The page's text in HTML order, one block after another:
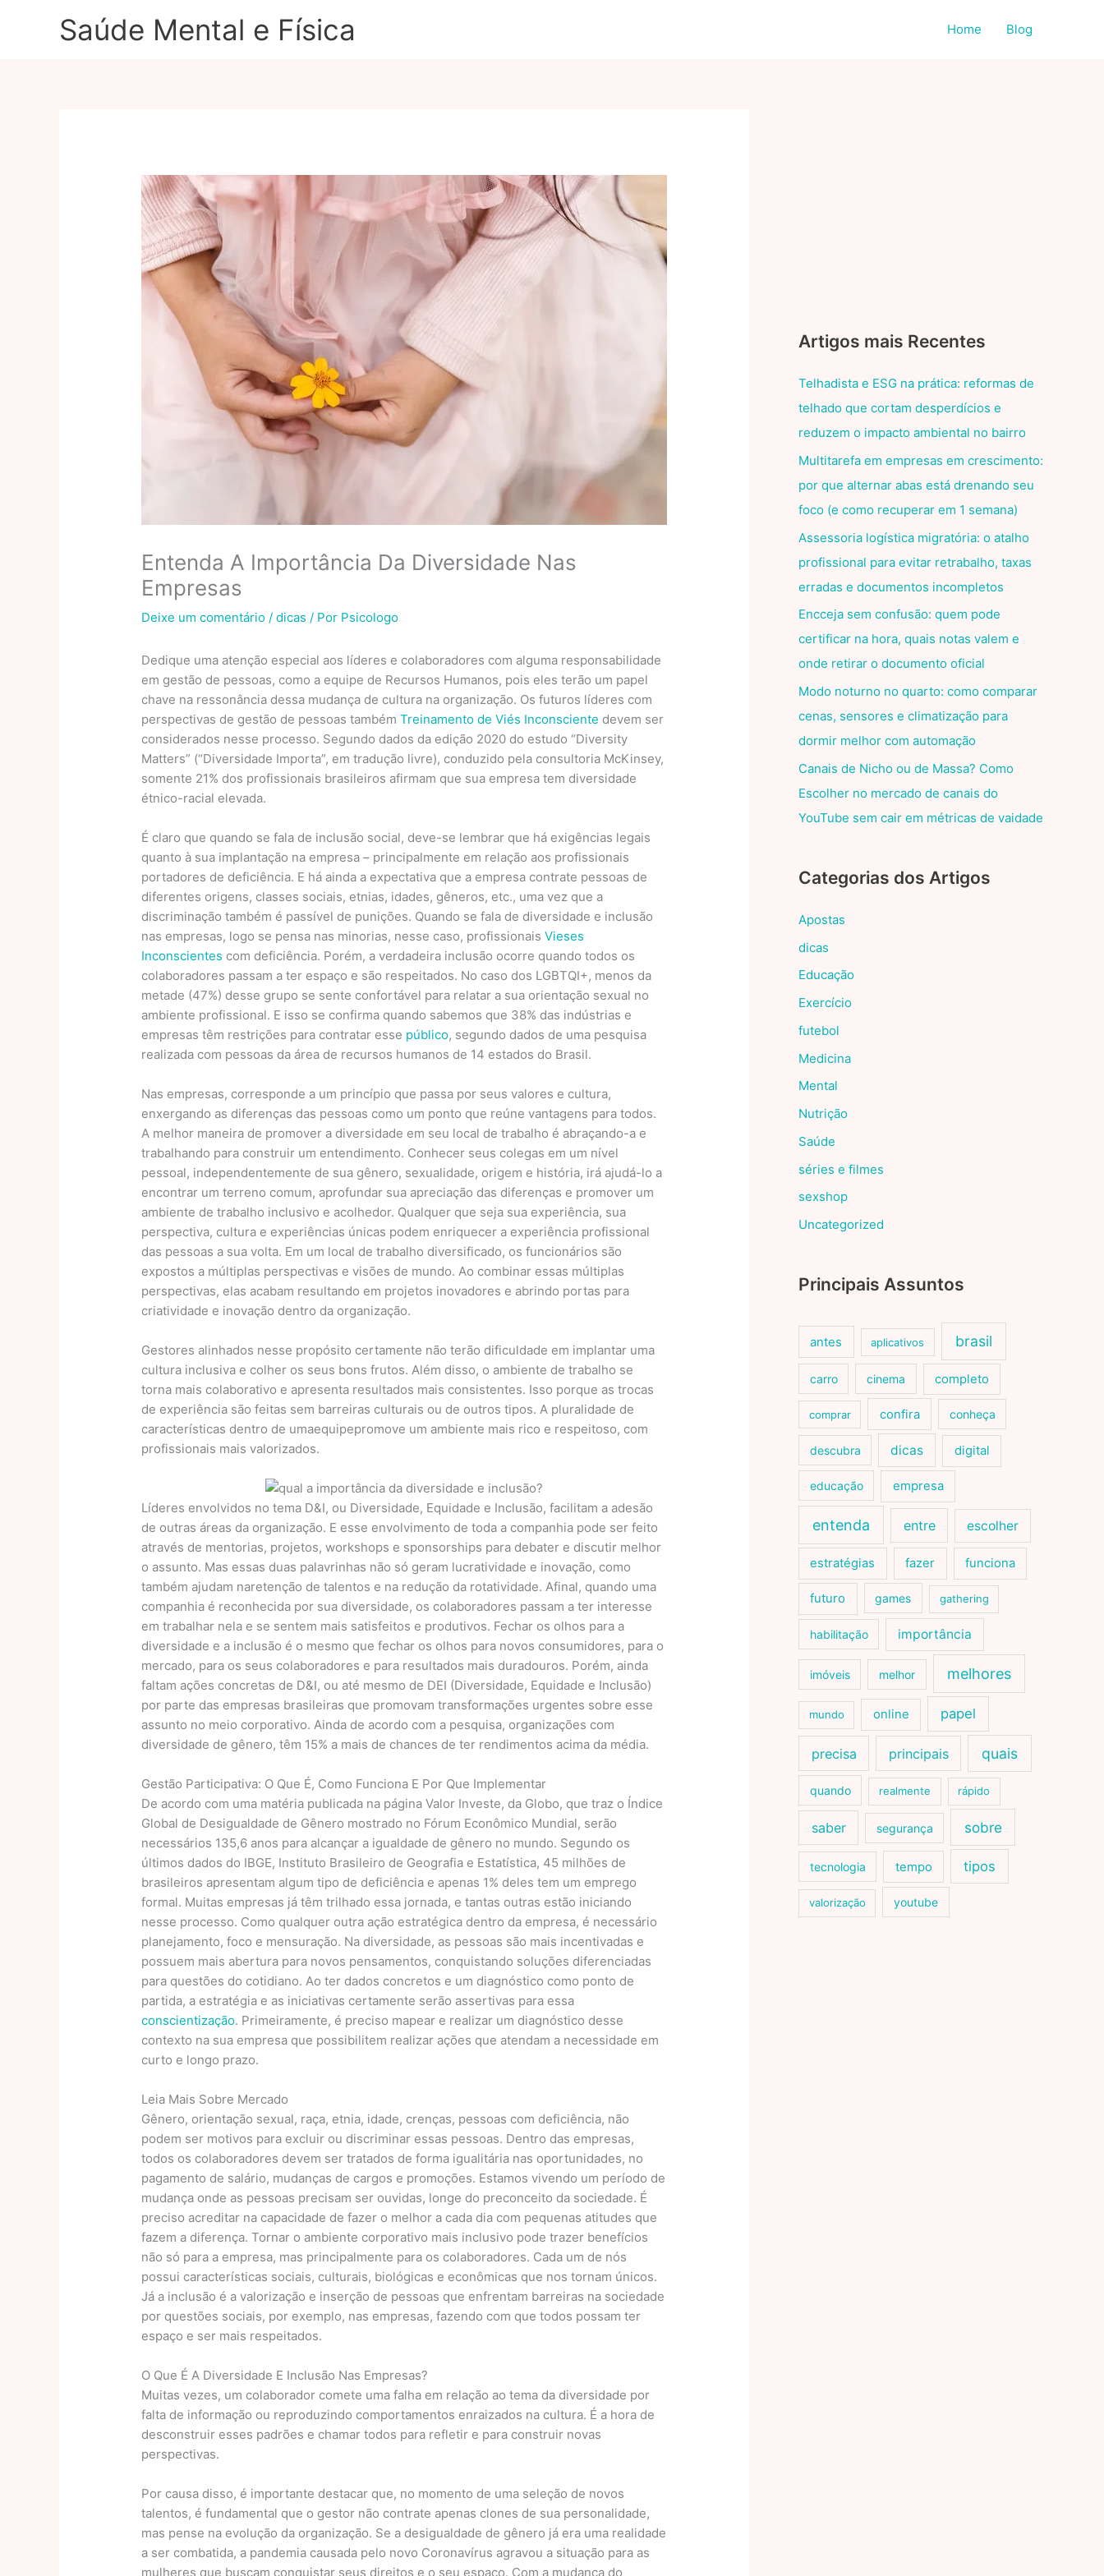
Saúde Mental e Física Home Blog
Entenda A Importância Da Diversidade Nas
Empresas
Deixe um comentário /dicas / Por Psicologo
Dedique uma atenção especial aos líderes e colaboradores com alguma responsabilidade
em gestão de pessoas, como a equipe de Recursos Humanos, pois eles terão um papel
chave na ressonância dessa mudança de cultura na organização. Os futuros líderes com
perspectivas de gestão de pessoas tambémTreinamento de Viés Inconsciente devem ser
considerados nesse processo. Segundo dados da edição 2020 do estudo “Diversity
Matters” (“Diversidade Importa”, em tradução livre), conduzido pela consultoria McKinsey,
somente 21% dos profissionais brasileiros afirmam que sua empresa tem diversidade
étnico-racial elevada.
É claro que quando se fala de inclusão social, deve-se lembrar que há exigências legais
quanto à sua implantação na empresa – principalmente em relação aos profissionais
portadores de deficiência. E há ainda a expectativa que a empresa contrate pessoas de
diferentes origens, classes sociais, etnias, idades, gêneros, etc., uma vez que a
discriminação também é passível de punições. Quando se fala de diversidade e inclusão
nas empresas, logo se pensa nas minorias, nesse caso, profissionaisVieses
Inconscientes com deficiência. Porém, a verdadeira inclusão ocorre quando todos os
colaboradores passam a ter espaço e são respeitados. No caso dos LGBTQI+, menos da
metade (47%) desse grupo se sente confortável para relatar a sua orientação sexual no
ambiente profissional. E isso se confirma quando sabemos que 38% das indústrias e
empresas têm restrições para contratar esse público, segundo dados de uma pesquisa
realizada com pessoas da área de recursos humanos de 14 estados do Brasil.
Nas empresas, corresponde a um princípio que passa por seus valores e cultura,
enxergando as diferenças das pessoas como um ponto que reúne vantagens para todos.
A melhor maneira de promover a diversidade em seu local de trabalho é abraçando-a e
trabalhando para construir um entendimento. Conhecer seus colegas em um nível
pessoal, independentemente de sua gênero, sexualidade, origem e história, irá ajudá-lo a
encontrar um terreno comum, aprofundar sua apreciação das diferenças e promover um
ambiente de trabalho inclusivo e acolhedor. Qualquer que seja sua experiência, sua
perspectiva, cultura e experiências únicas podem enriquecer a experiência profissional
das pessoas a sua volta. Em um local de trabalho diversificado, os funcionários são
expostos a múltiplas perspectivas e visões de mundo. Ao combinar essas múltiplas
perspectivas, elas acabam resultando em projetos inovadores e abrindo portas para
criatividade e inovação dentro da organização.
Gestores alinhados nesse propósito certamente não terão dificuldade em implantar uma
cultura inclusiva e colher os seus bons frutos. Além disso, o ambiente de trabalho se
torna mais colaborativo e apresenta resultados mais consistentes. Isso porque as trocas
de experiência são feitas sem barreiras culturais ou de outros tipos. A pluralidade de
características dentro de umaequipepromove um ambiente mais rico e respeitoso, com
profissionais mais valorizados.
Líderes envolvidos no tema D&I, ou Diversidade, Equidade e Inclusão, facilitam a adesão
de outras áreas da organização. E esse envolvimento de toda a companhia pode ser feito
através de mentorias, projetos, workshops e sponsorships para debater e discutir melhor
o assunto. Mas essas duas palavrinhas não só geram lucratividade e inovação, como
também ajudam naretenção de talentos e na redução da rotatividade. Afinal, quando uma
companhia é reconhecida por sua diversidade, os colaboradores passam a ter interesse
em trabalhar nela e se sentem mais satisfeitos e produtivos. Fechar os olhos para a
diversidade e a inclusão é o mesmo que fechar os olhos para novos consumidores, para o
mercado, para os seus colaboradores e para resultados mais duradouros. Porém, ainda
faltam ações concretas de D&I, ou até mesmo de DEI (Diversidade, Equidade e Inclusão)
por parte das empresas brasileiras que promovam transformações urgentes sobre esse
assunto no meio corporativo. Ainda de acordo com a pesquisa, organizações com
diversidade de gênero, têm 15% a mais de chances de ter rendimentos acima da média.
Gestão Participativa: O Que É, Como Funciona E Por Que Implementar
De acordo com uma matéria publicada na página Valor Investe, da Globo, que traz o Índice
Global de Desigualdade de Gênero mostrado no Fórum Econômico Mundial, serão
necessários 135,6 anos para alcançar a igualdade de gênero no mundo. Segundo os
últimos dados do IBGE, Instituto Brasileiro de Geografia e Estatística, 45 milhões de
brasileiros apresentam algum tipo de deficiência e apenas 1% deles tem um emprego
formal. Muitas empresas já têm trilhado essa jornada, e tantas outras estão iniciando
nesse processo. Como qualquer outra ação estratégica dentro da empresa, é necessário
planejamento, foco e mensuração. Na diversidade, as pessoas são mais incentivadas e
possuem mais abertura para novos pensamentos, conquistando soluções diferenciadas
para questões do cotidiano. Ao ter dados concretos e um diagnóstico como ponto de
partida, a estratégia e as iniciativas certamente serão assertivas para essa
conscientização. Primeiramente, é preciso mapear e realizar um diagnóstico desse
contexto na sua empresa que possibilitem realizar ações que atendam a necessidade em
curto e longo prazo.
Leia Mais Sobre Mercado
Gênero, orientação sexual, raça, etnia, idade, crenças, pessoas com deficiência, não
podem ser motivos para excluir ou discriminar essas pessoas. Dentro das empresas,
todos os colaboradores devem ser tratados de forma igualitária nas oportunidades, no
pagamento de salário, mudanças de cargos e promoções. Estamos vivendo um período de
mudança onde as pessoas precisam ser ouvidas, longe do preconceito da sociedade. É
preciso acreditar na capacidade de fazer o melhor a cada dia com pequenas atitudes que
fazem a diferença. Tornar o ambiente corporativo mais inclusivo pode trazer benefícios
não só para a empresa, mas principalmente para os colaboradores. Cada um de nós
possui características sociais, culturais, biológicas e econômicas que nos tornam únicos.
Já a inclusão é a valorização e inserção de pessoas que enfrentam barreiras na sociedade
por questões sociais, por exemplo, nas empresas, fazendo com que todos possam ter
espaço e ser mais respeitados.
O Que É A Diversidade E Inclusão Nas Empresas?
Muitas vezes, um colaborador comete uma falha em relação ao tema da diversidade por
falta de informação ou reproduzindo comportamentos enraizados na cultura. É a hora de
desconstruir esses padrões e chamar todos para refletir e para construir novas
perspectivas.
Por causa disso, é importante destacar que, no momento de uma seleção de novos
talentos, é fundamental que o gestor não contrate apenas clones de sua personalidade,
mas pense na evolução da organização. Se a desigualdade de gênero já era uma realidade
a ser combatida, a pandemia causada pelo novo Coronavírus agravou a situação para as
mulheres que buscam conquistar seus direitos e o seu espaço. Com a mudança do
Artigos mais Recentes
Telhadista e ESG na prática: reformas de
telhado que cortam desperdícios e
reduzem o impacto ambiental no bairro
Multitarefa em empresas em crescimento:
por que alternar abas está drenando seu
foco (e como recuperar em 1 semana)
Assessoria logística migratória: o atalho
profissional para evitar retrabalho, taxas
erradas e documentos incompletos
Encceja sem confusão: quem pode
certificar na hora, quais notas valem e
onde retirar o documento oficial
Modo noturno no quarto: como comparar
cenas, sensores e climatização para
dormir melhor com automação
Canais de Nicho ou de Massa? Como
Escolher no mercado de canais do
YouTube sem cair em métricas de vaidade
Categorias dos Artigos
Apostas
dicas
Educação
Exercício
futebol
Medicina
Mental
Nutrição
Saúde
séries e filmes
sexshop
Uncategorized
Principais Assuntos
antes aplicativos brasil
carro cinema completo
comprar confira conheça
descubra dicas digital
educação empresa
entenda entre escolher
estratégias fazer funciona
futuro games gathering
habilitação importância
imóveis melhor melhores
mundo online papel
precisa principais quais
quando realmente rápido
saber segurança sobre
tecnologia tempo tipos
valorização youtube